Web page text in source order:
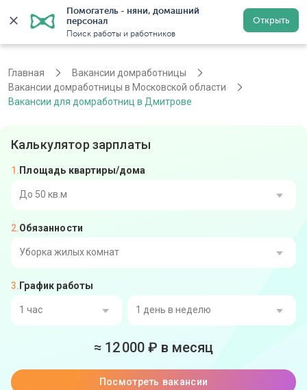
Помогатель - няни, домашний
персонал
Поиск работы и работников
Открыть
Регистрация
Главная
Вакансии домработницы
Вакансии домработницы в Московской области
Вакансии для домработниц в Дмитрове
Калькулятор зарплаты
Площадь квартиры/дома
До 50 кв.м
От 51 до 80 кв.м
От 111 до 140 кв.м
От 201 до 350 кв.м
Обязанности
Уборка жилых комнат
Уборка ванной и санузла
Стирка и глажка белья
График работы
≈ 12 000 ₽ в месяц
Посмотреть вакансии